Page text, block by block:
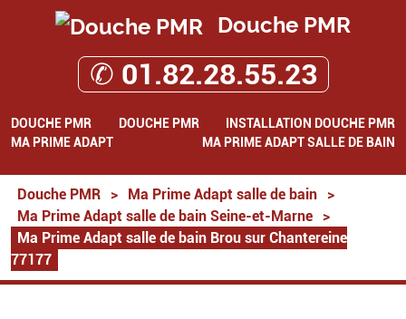
Douche PMR
✆ 01.82.28.55.23
DOUCHE PMR DOUCHE PMR
INSTALLATION DOUCHE PMR
MA PRIME ADAPT
MA PRIME ADAPT SALLE DE BAIN
Douche PMR > Ma Prime Adapt salle de bain
>
Ma Prime Adapt salle de bain Seine-et-Marne
>
Ma Prime Adapt salle de bain Brou sur Chantereine
77177